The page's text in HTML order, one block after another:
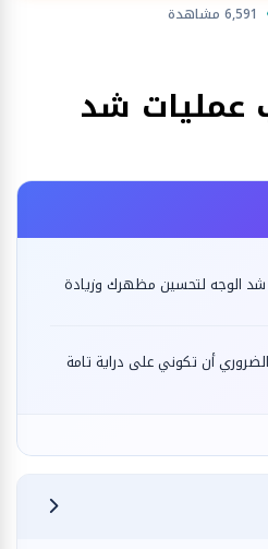
6,591 مشاهدة
عمليات شد
الوجه لتحسين مظهرك وزيادة
أن تكوني على دراية تامة